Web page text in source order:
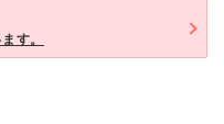
す。